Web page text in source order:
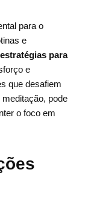
para o
e
estratégias para
e
que desafiem
pode
o foco em